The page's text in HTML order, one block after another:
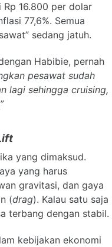
16.800 per dolar
77,6%. Semua
sedang jatuh.
Habibie, pernah
pesawat sudah
lagi sehingga cruising,
yang dimaksud.
yang harus
gravitasi, dan gaya
(drag). Kalau satu saja
terbang dengan stabil.
kebijakan ekonomi